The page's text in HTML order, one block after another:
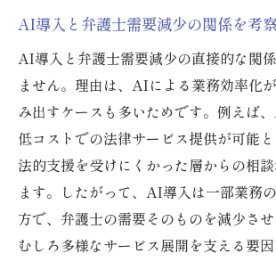
AI導入と弁護士需要減少の関係を考
AI導入と弁護士需要減少の直接的な関
ません。理由は、AIによる業務効率化
み出すケースも多いためです。例えば
低コストでの法律サービス提供が可能
法的支援を受けにくかった層からの相
ます。したがって、AI導入は一部業務
方で、弁護士の需要そのものを減少させ
むしろ多様なサービス展開を支える要因